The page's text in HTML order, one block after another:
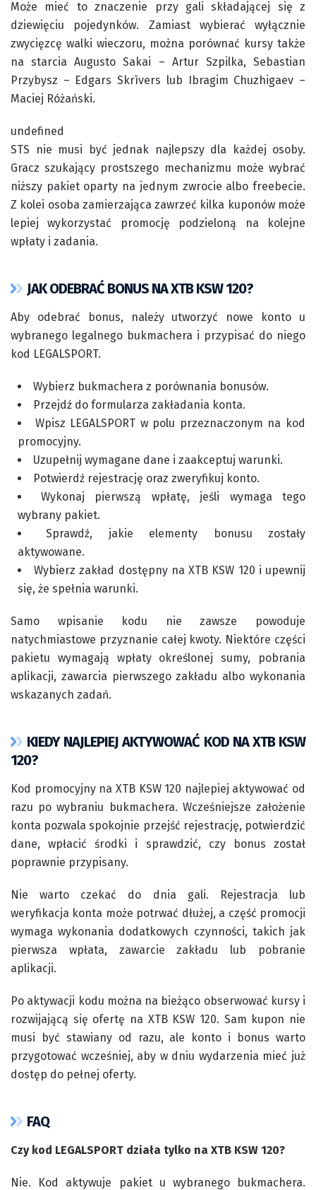
Może mieć to znaczenie przy gali składającej się z
dziewięciu pojedynków. Zamiast wybierać wyłącznie
zwycięzcę walki wieczoru, można porównać kursy także
na starcia Augusto Sakai – Artur Szpilka, Sebastian
Przybysz – Edgars Skrīvers lub Ibragim Chuzhigaev –
Maciej Różański.
undefined
STS nie musi być jednak najlepszy dla każdej osoby.
Gracz szukający prostszego mechanizmu może wybrać
niższy pakiet oparty na jednym zwrocie albo freebecie.
Z kolei osoba zamierzająca zawrzeć kilka kuponów może
lepiej wykorzystać promocję podzieloną na kolejne
wpłaty i zadania.
JAK ODEBRAĆ BONUS NA XTB KSW 120?
Aby odebrać bonus, należy utworzyć nowe konto u
wybranego legalnego bukmachera i przypisać do niego
kod LEGALSPORT.
Wybierz bukmachera z porównania bonusów.
Przejdź do formularza zakładania konta.
Wpisz LEGALSPORT w polu przeznaczonym na kod
promocyjny.
Uzupełnij wymagane dane i zaakceptuj warunki.
Potwierdź rejestrację oraz zweryfikuj konto.
Wykonaj pierwszą wpłatę, jeśli wymaga tego
wybrany pakiet.
Sprawdź, jakie elementy bonusu zostały
aktywowane.
Wybierz zakład dostępny na XTB KSW 120 i upewnij
się, że spełnia warunki.
Samo wpisanie kodu nie zawsze powoduje
natychmiastowe przyznanie całej kwoty. Niektóre części
pakietu wymagają wpłaty określonej sumy, pobrania
aplikacji, zawarcia pierwszego zakładu albo wykonania
wskazanych zadań.
KIEDY NAJLEPIEJ AKTYWOWAĆ KOD NA XTB KSW
120?
Kod promocyjny na XTB KSW 120 najlepiej aktywować od
razu po wybraniu bukmachera. Wcześniejsze założenie
konta pozwala spokojnie przejść rejestrację, potwierdzić
dane, wpłacić środki i sprawdzić, czy bonus został
poprawnie przypisany.
Nie warto czekać do dnia gali. Rejestracja lub
weryfikacja konta może potrwać dłużej, a część promocji
wymaga wykonania dodatkowych czynności, takich jak
pierwsza wpłata, zawarcie zakładu lub pobranie
aplikacji.
Po aktywacji kodu można na bieżąco obserwować kursy i
rozwijającą się ofertę na XTB KSW 120. Sam kupon nie
musi być stawiany od razu, ale konto i bonus warto
przygotować wcześniej, aby w dniu wydarzenia mieć już
dostęp do pełnej oferty.
FAQ
Czy kod LEGALSPORT działa tylko na XTB KSW 120?
Nie. Kod aktywuje pakiet u wybranego bukmachera.